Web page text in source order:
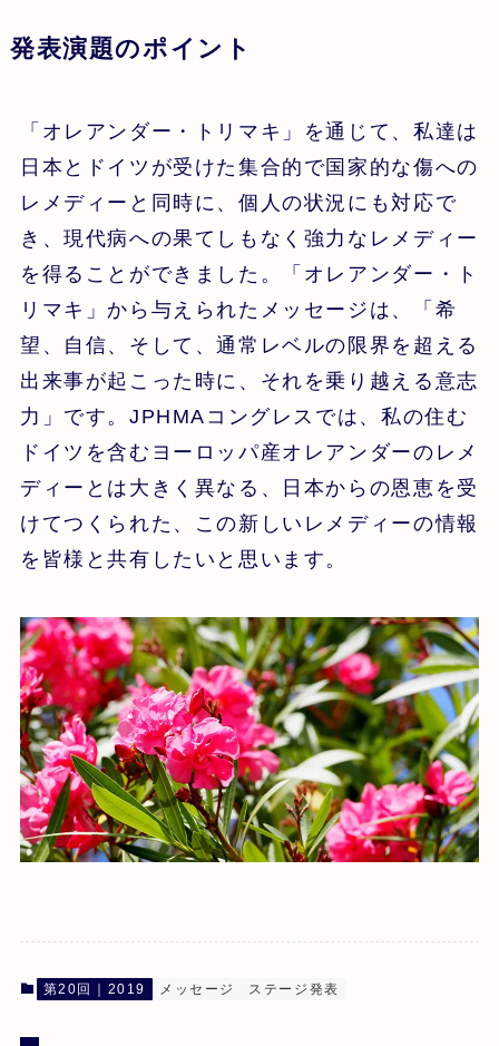
発表演題のポイント
「オレアンダー・トリマキ」を通じて、私達は
日本とドイツが受けた集合的で国家的な傷への
レメディーと同時に、個人の状況にも対応で
き、現代病への果てしもなく強力なレメディー
を得ることができました。「オレアンダー・ト
リマキ」から与えられたメッセージは、「希
望、自信、そして、通常レベルの限界を超える
出来事が起こった時に、それを乗り越える意志
力」です。JPHMAコングレスでは、私の住む
ドイツを含むヨーロッパ産オレアンダーのレメ
ディーとは大きく異なる、日本からの恩恵を受
けてつくられた、この新しいレメディーの情報
を皆様と共有したいと思います。
第20回｜2019 メッセージ ステージ発表